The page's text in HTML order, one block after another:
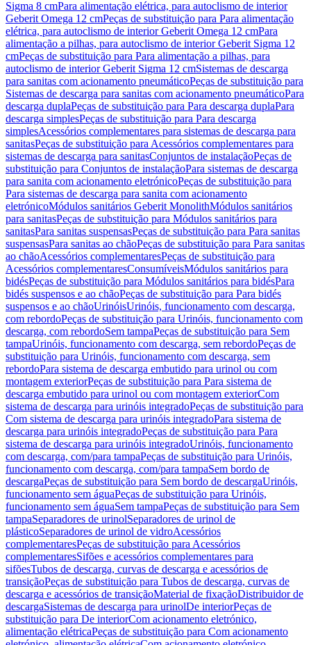
Sigma 8 cmPara alimentação elétrica, para autoclismo de interior
Geberit Omega 12 cmPeças de substituição para Para alimentação
elétrica, para autoclismo de interior Geberit Omega 12 cmPara
alimentação a pilhas, para autoclismo de interior Geberit Sigma 12
cmPeças de substituição para Para alimentação a pilhas, para
autoclismo de interior Geberit Sigma 12 cmSistemas de descarga
para sanitas com acionamento pneumáticoPeças de substituição para
Sistemas de descarga para sanitas com acionamento pneumáticoPara
descarga duplaPeças de substituição para Para descarga duplaPara
descarga simplesPeças de substituição para Para descarga
simplesAcessórios complementares para sistemas de descarga para
sanitasPeças de substituição para Acessórios complementares para
sistemas de descarga para sanitasConjuntos de instalaçãoPeças de
substituição para Conjuntos de instalaçãoPara sistemas de descarga
para sanita com acionamento eletrónicoPeças de substituição para
Para sistemas de descarga para sanita com acionamento
eletrónicoMódulos sanitários Geberit MonolithMódulos sanitários
para sanitasPeças de substituição para Módulos sanitários para
sanitasPara sanitas suspensasPeças de substituição para Para sanitas
suspensasPara sanitas ao chãoPeças de substituição para Para sanitas
ao chãoAcessórios complementaresPeças de substituição para
Acessórios complementaresConsumíveisMódulos sanitários para
bidésPeças de substituição para Módulos sanitários para bidésPara
bidés suspensos e ao chãoPeças de substituição para Para bidés
suspensos e ao chãoUrinóisUrinóis, funcionamento com descarga,
com rebordoPeças de substituição para Urinóis, funcionamento com
descarga, com rebordoSem tampaPeças de substituição para Sem
tampaUrinóis, funcionamento com descarga, sem rebordoPeças de
substituição para Urinóis, funcionamento com descarga, sem
rebordoPara sistema de descarga embutido para urinol ou com
montagem exteriorPeças de substituição para Para sistema de
descarga embutido para urinol ou com montagem exteriorCom
sistema de descarga para urinóis integradoPeças de substituição para
Com sistema de descarga para urinóis integradoPara sistema de
descarga para urinóis integradoPeças de substituição para Para
sistema de descarga para urinóis integradoUrinóis, funcionamento
com descarga, com/para tampaPeças de substituição para Urinóis,
funcionamento com descarga, com/para tampaSem bordo de
descargaPeças de substituição para Sem bordo de descargaUrinóis,
funcionamento sem águaPeças de substituição para Urinóis,
funcionamento sem águaSem tampaPeças de substituição para Sem
tampaSeparadores de urinolSeparadores de urinol de
plásticoSeparadores de urinol de vidroAcessórios
complementaresPeças de substituição para Acessórios
complementaresSifões e acessórios complementares para
sifõesTubos de descarga, curvas de descarga e acessórios de
transiçãoPeças de substituição para Tubos de descarga, curvas de
descarga e acessórios de transiçãoMaterial de fixaçãoDistribuidor de
descargaSistemas de descarga para urinolDe interiorPeças de
substituição para De interiorCom acionamento eletrónico,
alimentação elétricaPeças de substituição para Com acionamento